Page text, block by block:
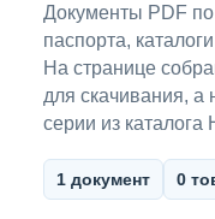
Документы PDF по
паспорта,
На странице
для скачивания, а
серии из каталога
1 документ 0